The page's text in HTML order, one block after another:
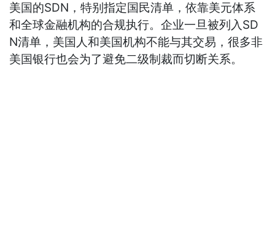
美国的SDN，特别指定国民清单，依靠美元体系
和全球金融机构的合规执行。企业一旦被列入SD
N清单，美国人和美国机构不能与其交易，很多非
美国银行也会为了避免二级制裁而切断关系。